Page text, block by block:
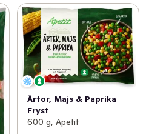
Ärtor, Majs & Paprika
Fryst
600 g, Apetit